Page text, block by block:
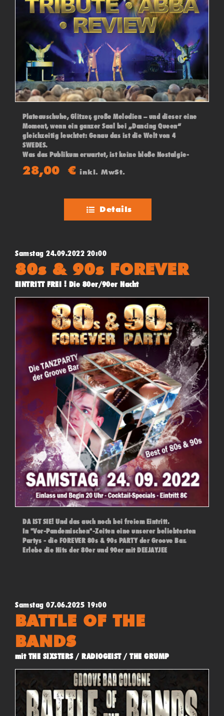
Plateauschuhe, Glitzer, große Melodien – und dieser eine
Moment, wenn ein ganzer Saal bei „Dancing Queen“
gleichzeitig leuchtet: Genau das ist die Welt von 4
SWEDES.
Was das Publikum erwartet, ist keine bloße Nostalgie-
Konzerterlebnis. Hier stehen kraftvolle Band-
28,00€ inkl. MwSt.
Details
Samstag 24.09.2022 20:00
80s & 90s FOREVER
EINTRITT FREI ! Die 80er/90er Nacht
DA IST SIE! Und das auch noch bei freiem Eintritt.
In "Vor-Pandemischen"-Zeiten eine unserer beliebtesten
Partys - die FOREVER 80s & 90s PARTY der Groove Bar.
Erlebe die Hits der 80er und 90er mit DEEJAYJEE
Samstag 07.06.2025 19:00
BATTLE OF THE
BANDS
mit THE SIXSTERS / RADIOGEIST / THE GRUMP